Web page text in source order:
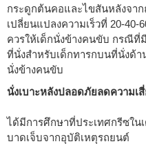
กระดูกต้นคอและไขสันหลังจา
เปลี่ยนแปลงความเร็วที่ 20-40-
ควรให้เด็กนั่งข้างคนขับ กรณีที่
ที่นั่งสำหรับเด็กทารกบนที่นั่งด้
นั่งข้างคนขับ
นั่งเบาะหลังปลอดภัยลดความเสี่
ได้มีการศึกษาที่ประเทศกรีซใน
บาดเจ็บจากอุบัติเหตุรถยนต์